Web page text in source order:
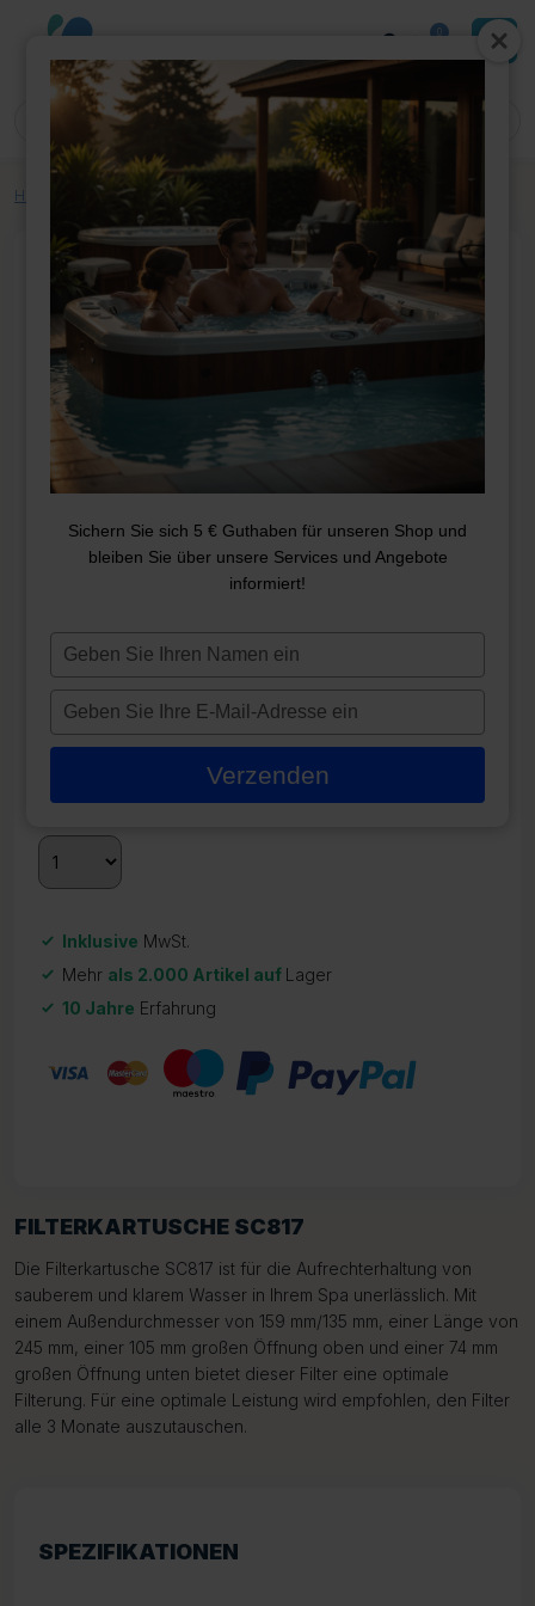
0
Home Whirlpool-Teile Filterkartusche SC817
FILTERKARTUSCHE SC817
Die Filterkartusche SC817 ist für die Aufrechterhaltung von
sauberem und klarem Wasser in Ihrem Spa unerlässlich. Mit
einem Außendurchmesser von 159 mm/135 mm, einer Länge von
245 mm, einer 105 mm großen Öffnung oben und einer 74 mm
großen Öffnung unten bietet dieser Filter eine optimale
Filterung. Für eine optimale Leistung wird empfohlen, den Filter
alle 3 Monate auszutauschen.
SPEZIFIKATIONEN
FILTERKARTUSCHE SC817
49,95€
Auf Lager
Quantity Discount
Discounted price
10%
Inklusive MwSt.
Mehr als 2.000 Artikel auf Lager
10 Jahre Erfahrung
Sichern Sie sich 5 € Guthaben für unseren Shop und
bleiben Sie über unsere Services und Angebote
informiert!
Typ
naam
Typ
e-
in
Verzenden